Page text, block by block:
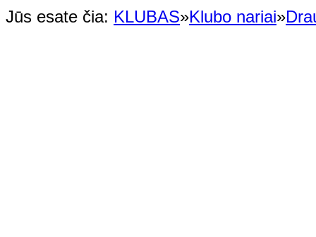
Jūs esate čia: KLUBAS»Klubo nariai»